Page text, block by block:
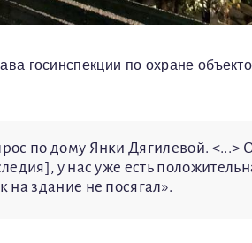
госинспекции по охране
по дому Янки Дягилевой.
у нас уже есть
на здание не посягал».